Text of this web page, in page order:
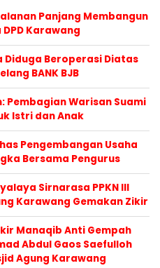
Panjang Membangun
Karawang
Diduga Beroperasi Diatas
BANK BJB
Pembagian Warisan Suami
Istri dan Anak
Pengembangan Usaha
Bersama Pengurus
Sirnarasa PPKN III
Karawang Gemakan Zikir
Manaqib Anti Gempah
Abdul Gaos Saefulloh
Agung Karawang